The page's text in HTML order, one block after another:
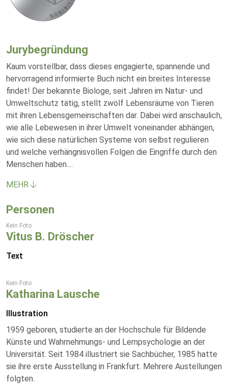
Jurybegründung
Kaum vorstellbar, dass dieses engagierte, spannende und
hervorragend informierte Buch nicht ein breites Interesse
findet! Der bekannte Biologe, seit Jahren im Natur- und
Umweltschutz tätig, stellt zwölf Lebensräume von Tieren
mit ihren Lebensgemeinschaften dar. Dabei wird anschaulich,
wie alle Lebewesen in ihrer Umwelt voneinander abhängen,
wie sich diese natürlichen Systeme von selbst regulieren
und welche verhängnisvollen Folgen die Eingriffe durch den
Menschen haben....
MEHR
Personen
Kein Foto
Vitus B. Dröscher
Text
Kein Foto
Katharina Lausche
Illustration
1959 geboren, studierte an der Hochschule für Bildende
Künste und Wahrnehmungs- und Lernpsychologie an der
Universität. Seit 1984 illustriert sie Sachbücher, 1985 hatte
sie ihre erste Ausstellung in Frankfurt. Mehrere Austellungen
folgten.